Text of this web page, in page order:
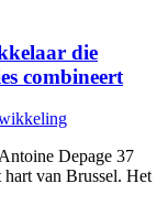
die
combineert
Depage 37
van Brussel. Het